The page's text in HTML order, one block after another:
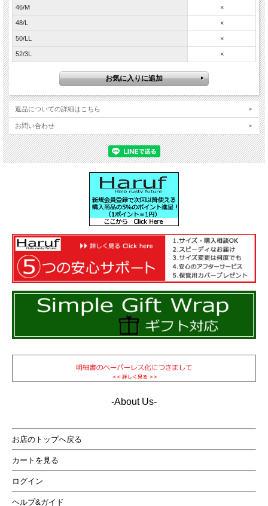
おしゃれなキャメルブラウンカラー！ 衿付きの本革シン
グルライダースジャケットです。シンプルデザインでビ
ンテージ加工がおしゃれなメンズのレザージャケットで
す！
46/M ×
48/L ×
50/LL ×
52/3L ×
返品についての詳細はこちら
お問い合わせ
-About Us-
お店のトップへ戻る
カートを見る
ログイン
ヘルプ&ガイド